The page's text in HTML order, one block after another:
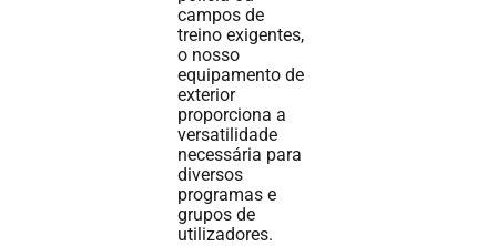
campos de
treino exigentes,
o nosso
equipamento de
exterior
proporciona a
versatilidade
necessária para
diversos
programas e
grupos de
utilizadores.